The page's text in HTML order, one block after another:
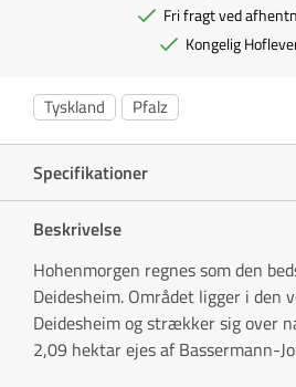
Fri fragt ved
Kongelig
Tyskland Pfalz
Specifikationer
Beskrivelse
Hohenmorgen regnes som den
Deidesheim. Området ligger i den
Deidesheim og strækker sig over
2,09 hektar ejes af Bassermann-